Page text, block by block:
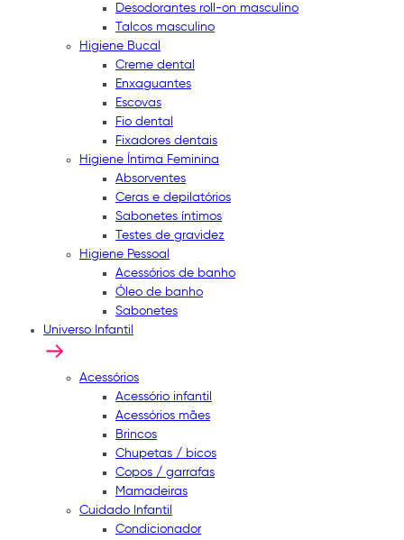
Desodorantes roll-on masculino
Talcos masculino
Higiene Bucal
Creme dental
Enxaguantes
Escovas
Fio dental
Fixadores dentais
Higiene Íntima Feminina
Absorventes
Ceras e depilatórios
Sabonetes íntimos
Testes de gravidez
Higiene Pessoal
Acessórios de banho
Óleo de banho
Sabonetes
Universo Infantil
Acessórios
Acessório infantil
Acessórios mães
Brincos
Chupetas / bicos
Copos / garrafas
Mamadeiras
Cuidado Infantil
Condicionador